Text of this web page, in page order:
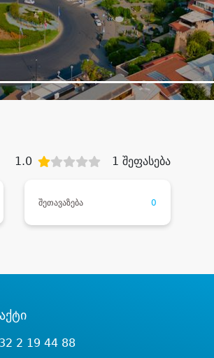
1.0 1 შეფასება
შეთავაზება 0
2 19 44 88